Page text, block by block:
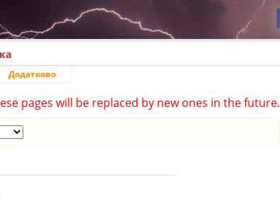
Додатково
pages will be replaced by new ones in the future.